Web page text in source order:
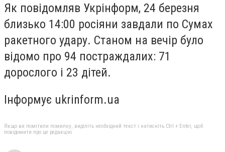
Як повідомляв Укрінформ, 24 березня
близько 14:00 росіяни завдали по Сумах
ракетного удару. Станом на вечір було
відомо про 94 постраждалих: 71
дорослого і 23 дітей.
Інформує ukrinform.ua
Якщо ви помітили помилку, виділіть необхідний текст і натисніть Ctrl + Enter, щоб
повідомити про це редакцію